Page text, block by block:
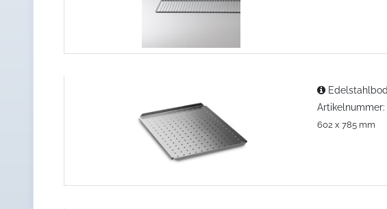
Artikelnummer:
602 x 785 mm